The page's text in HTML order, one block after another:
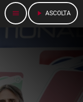
menu play_arrow ASCOLTA